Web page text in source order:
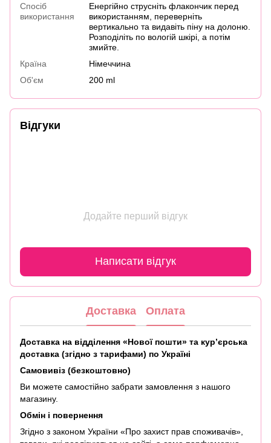
Спосіб
використання
Енергійно струсніть флакончик перед
використанням, переверніть
вертикально та видавіть піну на долоню.
Розподіліть по вологій шкірі, а потім
змийте.
Країна
Німеччина
Об'єм
200 ml
Відгуки
Додайте перший відгук
Написати відгук
Доставка Оплата
Доставка на відділення «Нової пошти» та кур’єрська
доставка (згідно з тарифами) по Україні
Самовивіз (безкоштовно)
Ви можете самостійно забрати замовлення з нашого
магазину.
Обмін і повернення
Згідно з законом України «Про захист прав споживачів»,